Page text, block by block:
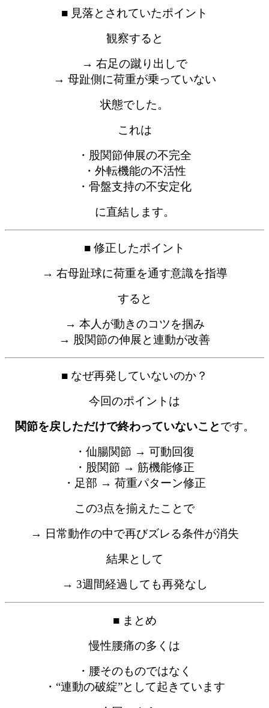
■ 見落とされていたポイント
観察すると
→ 右足の蹴り出しで
→ 母趾側に荷重が乗っていない
状態でした。
これは
・股関節伸展の不完全
・外転機能の不活性
・骨盤支持の不安定化
に直結します。
■ 修正したポイント
→ 右母趾球に荷重を通す意識を指導
すると
→ 本人が動きのコツを掴み
→ 股関節の伸展と連動が改善
■ なぜ再発していないのか？
今回のポイントは
関節を戻しただけで終わっていないことです。
・仙腸関節 → 可動回復
・股関節 → 筋機能修正
・足部 → 荷重パターン修正
この3点を揃えたことで
→ 日常動作の中で再びズレる条件が消失
結果として
→ 3週間経過しても再発なし
■ まとめ
慢性腰痛の多くは
・腰そのものではなく
・“連動の破綻”として起きています